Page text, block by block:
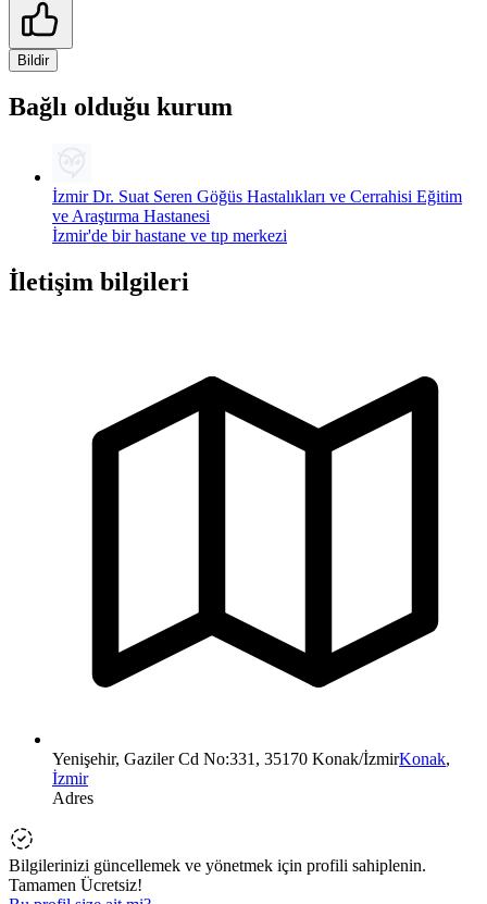
Bildir
Bağlı olduğu kurum
İzmir Dr. Suat Seren Göğüs Hastalıkları ve Cerrahisi Eğitim
ve Araştırma Hastanesi
İzmir'de bir hastane ve tıp merkezi
İletişim bilgileri
Yenişehir, Gaziler Cd No:331, 35170 Konak/İzmirKonak,
İzmir
Adres
Bilgilerinizi güncellemek ve yönetmek için profili sahiplenin.
Tamamen Ücretsiz!